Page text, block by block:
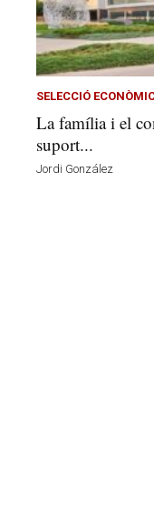
SELECCIÓ
La família i el
suport...
Jordi González